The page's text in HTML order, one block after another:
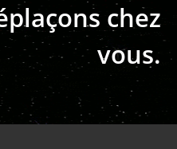
chez
vous.